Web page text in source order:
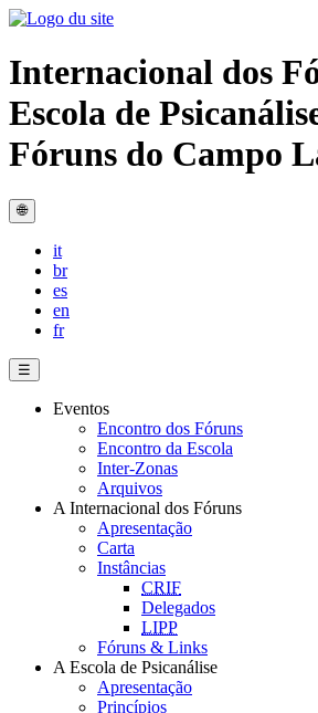
Internacional dos
Escola de
Fóruns do Campo
🌐
it
br
es
en
fr
☰
Eventos
Encontro dos Fóruns
Encontro da Escola
Inter-Zonas
Arquivos
A Internacional dos Fóruns
Apresentação
Carta
Instâncias
CRIF
Delegados
LIPP
Fóruns & Links
A Escola de Psicanálise
Apresentação
Princípios